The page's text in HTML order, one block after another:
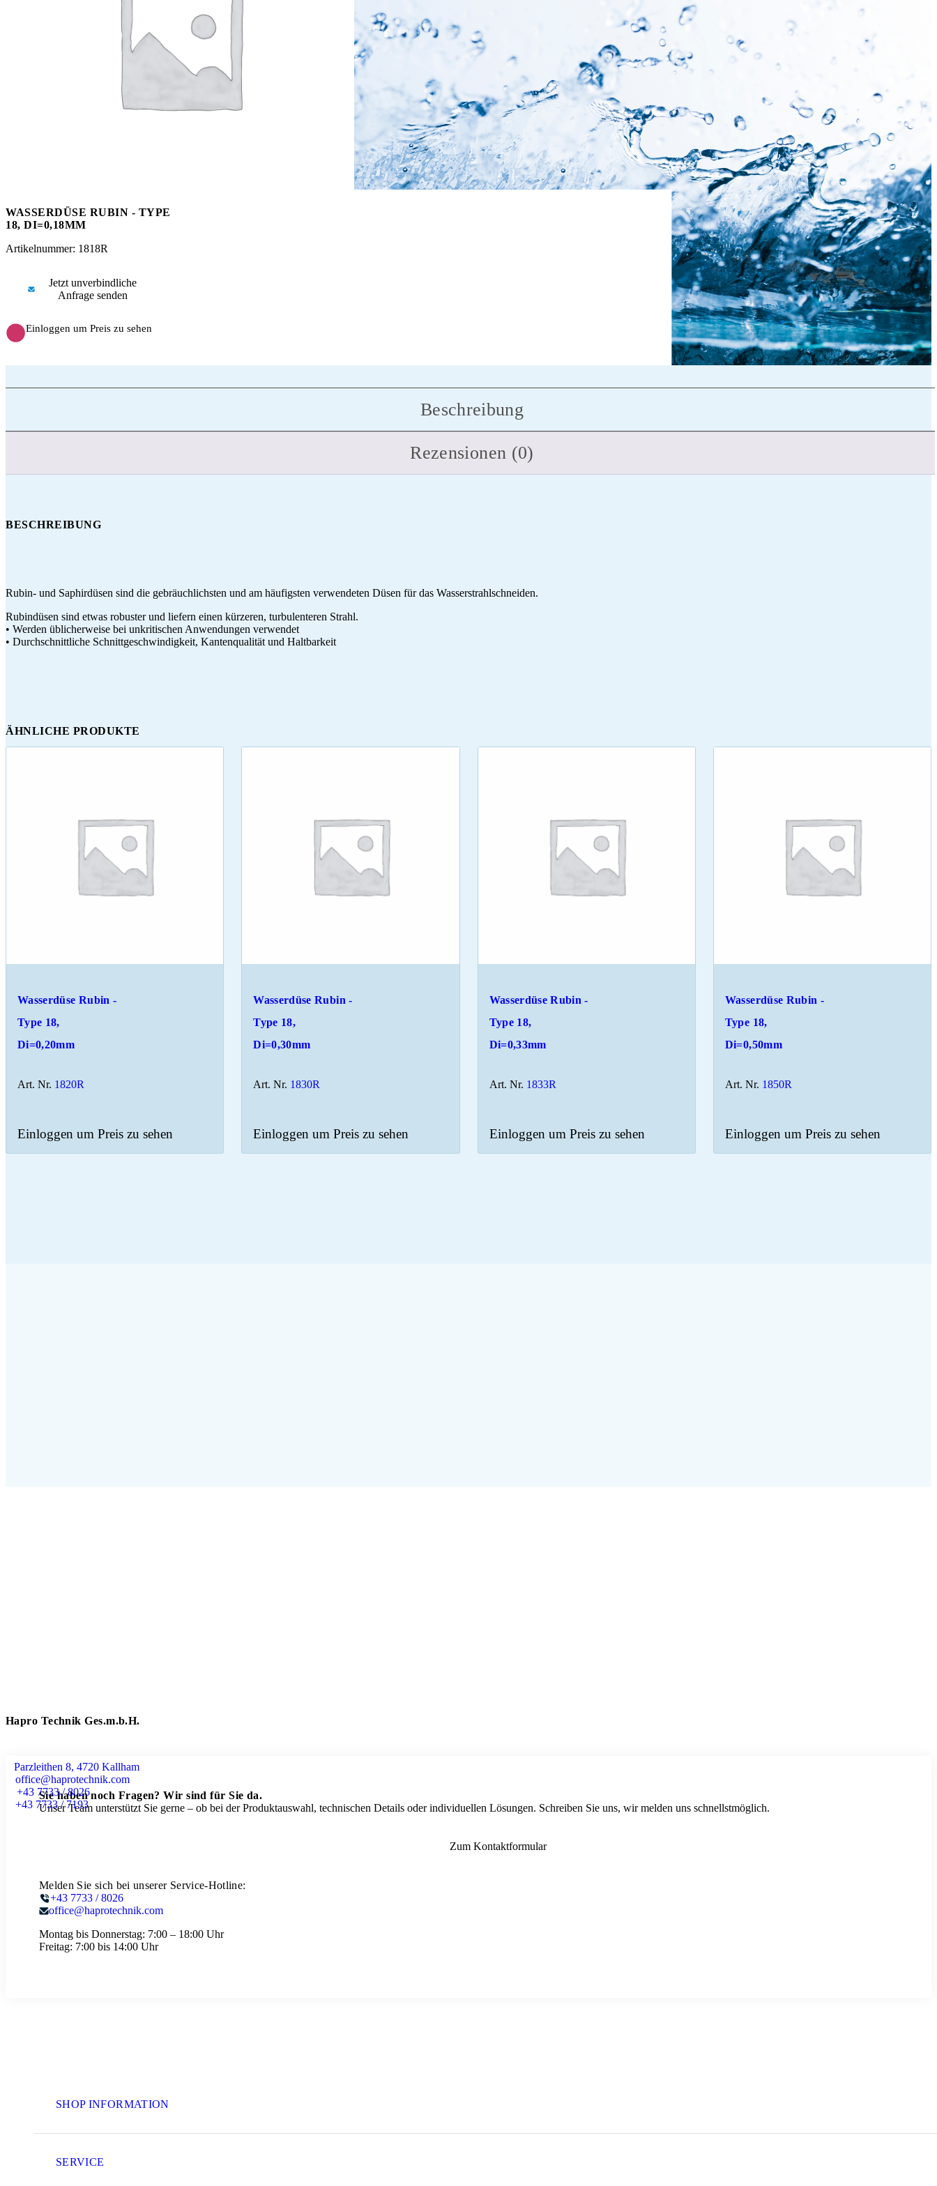
WASSERDÜSE RUBIN - TYPE
18, DI=0,18MM
Artikelnummer: 1818R
Jetzt unverbindliche
Anfrage senden
Einloggen um Preis zu sehen
Beschreibung
Rezensionen (0)
BESCHREIBUNG
Rubin- und Saphirdüsen sind die gebräuchlichsten und am häufigsten verwendeten Düsen für das Wasserstrahlschneiden.
Rubindüsen sind etwas robuster und liefern einen kürzeren, turbulenteren Strahl.
• Werden üblicherweise bei unkritischen Anwendungen verwendet
• Durchschnittliche Schnittgeschwindigkeit, Kantenqualität und Haltbarkeit
ÄHNLICHE PRODUKTE
Wasserdüse Rubin -
Type 18,
Di=0,20mm
Art. Nr. 1820R
Einloggen um Preis zu sehen
Wasserdüse Rubin -
Type 18,
Di=0,30mm
Art. Nr. 1830R
Einloggen um Preis zu sehen
Wasserdüse Rubin -
Type 18,
Di=0,33mm
Art. Nr. 1833R
Einloggen um Preis zu sehen
Wasserdüse Rubin -
Type 18,
Di=0,50mm
Art. Nr. 1850R
Einloggen um Preis zu sehen
Hapro Technik Ges.m.b.H.
Parzleithen 8, 4720 Kallham
office@haprotechnik.com
+43 7733 / 8026
+43 7733 / 7193
Sie haben noch Fragen? Wir sind für Sie da.
Unser Team unterstützt Sie gerne – ob bei der Produktauswahl, technischen Details oder individuellen Lösungen. Schreiben Sie uns, wir melden uns schnellstmöglich.
Zum Kontaktformular
Melden Sie sich bei unserer Service-Hotline:
+43 7733 / 8026
office@haprotechnik.com
Montag bis Donnerstag: 7:00 – 18:00 Uhr
Freitag: 7:00 bis 14:00 Uhr
SHOP INFORMATION
SERVICE